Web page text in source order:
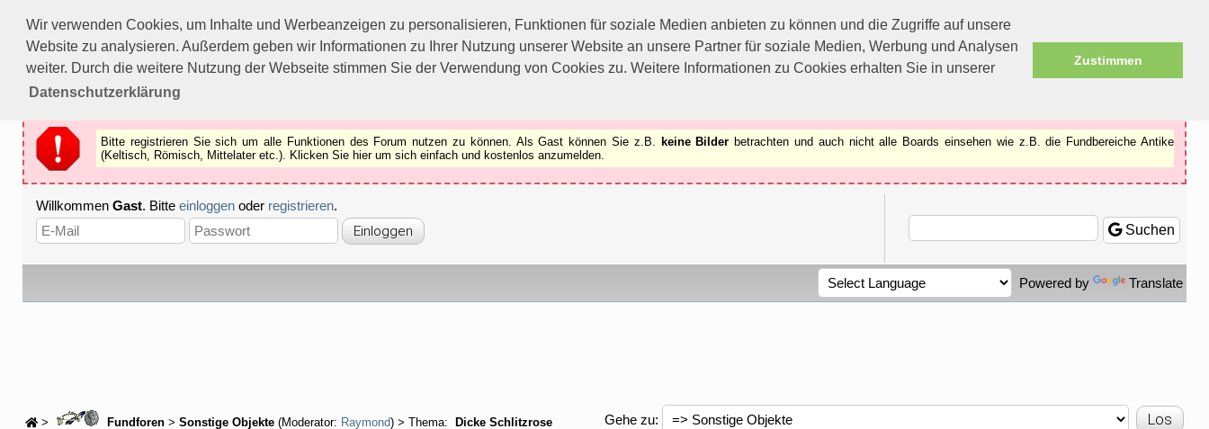
Wir verwenden Cookies, um Inhalte und Werbeanzeigen zu personalisieren, Funktionen für soziale Medien anbieten zu können und die Zugriffe auf unsere
Website zu analysieren. Außerdem geben wir Informationen zu Ihrer Nutzung unserer Website an unsere Partner für soziale Medien, Werbung und Analysen
weiter. Durch die weitere Nutzung der Webseite stimmen Sie der Verwendung von Cookies zu. Weitere Informationen zu Cookies erhalten Sie in unserer
Datenschutzerklärung
Zustimmen
Bitte registrieren Sie sich um alle Funktionen des Forums nutzen zu können.
Als Gast können Sie z.B.keine Bilderbetrachten.
Registrieren
Schliessen
Bitte registrieren Sie sich um alle Funktionen des Forum nutzen zu können. Als Gast können Sie z.B. keine Bilder betrachten und auch nicht alle Boards einsehen wie z.B. die Fundbereiche Antike
(Keltisch, Römisch, Mittelater etc.). Klicken Sie hier um sich einfach und kostenlos anzumelden.
Willkommen Gast. Bitte einloggen oder registrieren.
Suchen
Powered by Translate
> Fundforen > Sonstige Objekte (Moderator: Raymond) > Thema: Dicke Schlitzrose Gehe zu: